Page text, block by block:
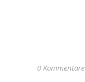
0 Kommentare